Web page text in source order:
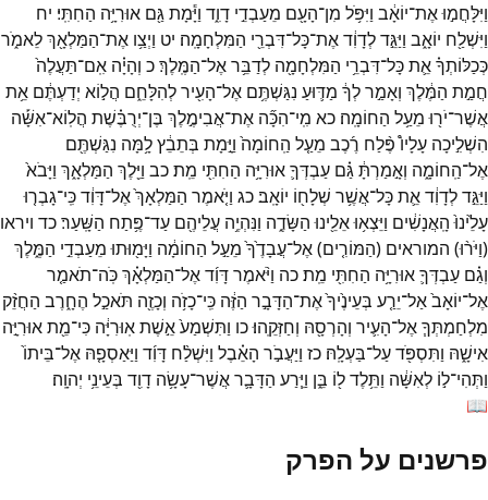
וַיִּלָּחֲמ֣וּאֶת־יוֹאָ֔ב וַיִּפֹּ֥ל מִן־הָעָ֖ם מֵעַבְדֵ֣י דָוִ֑ד וַיָּ֕מָתגַּ֖ם אוּרִיָּ֥ה הַחִתִּֽי׃ יח
וַיִּשְׁלַ֖ח יוֹאָ֑ב וַיַּגֵּ֣דלְדָוִ֔דאֶת־כָּל־דִּבְרֵ֖י הַמִּלְחָמָֽה׃ יט וַיְצַ֥ו אֶת־הַמַּלְאָ֖ךְלֵאמֹ֑ר
כְּכַלּוֹתְךָ֗אֵ֛תכָּל־דִּבְרֵ֥י הַמִּלְחָמָ֖ה לְדַבֵּ֥ראֶל־הַמֶּֽלֶךְ׃כ וְהָיָ֗ה אִֽם־תַּעֲלֶה֙
חֲמַ֣ת הַמֶּ֔לֶךְ וְאָמַ֣רלְךָ֔ מַדּ֛וּעַ נִגַּשְׁתֶּ֥ם אֶל־הָעִ֖ירלְהִלָּחֵ֑ם הֲל֣וֹא יְדַעְתֶּ֔ם אֵ֥ת
אֲשֶׁר־יֹר֖וּ מֵעַ֥ל הַחוֹמָֽה׃ כא מִֽי־הִכָּ֞ה אֶת־אֲבִימֶ֣לֶךְ בֶּן־יְרֻבֶּ֗שֶׁת הֲלֽוֹא־אִשָּׁ֡ה
הִשְׁלִ֣יכָה עָלָיו֩ פֶּ֨לַח רֶ֜כֶב מֵעַ֤ל הַֽחוֹמָה֙ וַיָּ֣מָת בְּתֵבֵ֔ץלָ֥מָּה נִגַּשְׁתֶּ֖ם
אֶל־הַֽחוֹמָ֑ה וְאָ֣מַרְתָּ֔גַּ֗ם עַבְדְּךָ֛אוּרִיָּ֥ה הַחִתִּ֖י מֵֽת׃כב וַיֵּ֖לֶךְ הַמַּלְאָ֑ךְ וַיָּבֹא֙
וַיַּגֵּ֣דלְדָוִ֔דאֵ֛תכָּל־אֲשֶׁ֥ר שְׁלָח֖וֹ יוֹאָֽב׃כג וַיֹּ֤אמֶר הַמַּלְאָךְ֙אֶל־דָּוִ֔דכִּֽי־גָבְר֤וּ
עָלֵ֙ינוּ֙ הָֽאֲנָשִׁ֔ים וַיֵּצְא֥וּאֵלֵ֖ינוּ הַשָּׂדֶ֑ה וַנִּהְיֶ֥ה עֲלֵיהֶ֖ם עַד־פֶּ֥תַח הַשָּֽׁעַר׃כד ויראו
(וַיֹּר֨וּ) המוראים (הַמּוֹרִ֤ים)אֶל־עֲבָדֶ֙ךָ֙ מֵעַ֣ל הַחוֹמָ֔ה וַיָּמ֖וּתוּ מֵעַבְדֵ֣י הַמֶּ֑לֶךְ
וְגַ֗ם עַבְדְּךָ֛אוּרִיָּ֥ה הַחִתִּ֖י מֵֽת׃כה וַיֹּ֨אמֶרדָּוִ֜דאֶל־הַמַּלְאָ֗ךְכֹּֽה־תֹאמַ֤ר
אֶל־יוֹאָב֙אַל־יֵרַ֤ע בְּעֵינֶ֙יךָ֙אֶת־הַדָּבָ֣ר הַזֶּ֔ה כִּֽי־כָזֹ֥ה וְכָזֶ֖ה תֹּאכַ֣ל הֶחָ֑רֶב הַחֲזֵ֨ק
מִלְחַמְתְּךָ֧אֶל־הָעִ֛יר וְהָרְסָ֖הּ וְחַזְּקֵֽהוּ׃כו וַתִּשְׁמַע֙אֵ֣שֶׁתאֽוּרִיָּ֔ה כִּי־מֵ֖תאוּרִיָּ֣ה
אִישָׁ֑הּ וַתִּסְפֹּ֖דעַל־בַּעְלָֽהּ׃ כז וַיַּעֲבֹ֣ר הָאֵ֗בֶל וַיִּשְׁלַ֨ח דָּוִ֜ד וַיַּאַסְפָ֤הּ אֶל־בֵּיתוֹ֙
וַתְּהִי־ל֣וֹ לְאִשָּׁ֔ה וַתֵּ֥לֶדל֖וֹ בֵּ֑ן וַיֵּ֧רַע הַדָּבָ֛ראֲשֶׁר־עָשָׂ֥ה דָוִ֖ד בְּעֵינֵ֥י יְהוָֽה׃
📖
פרשנים על הפרק